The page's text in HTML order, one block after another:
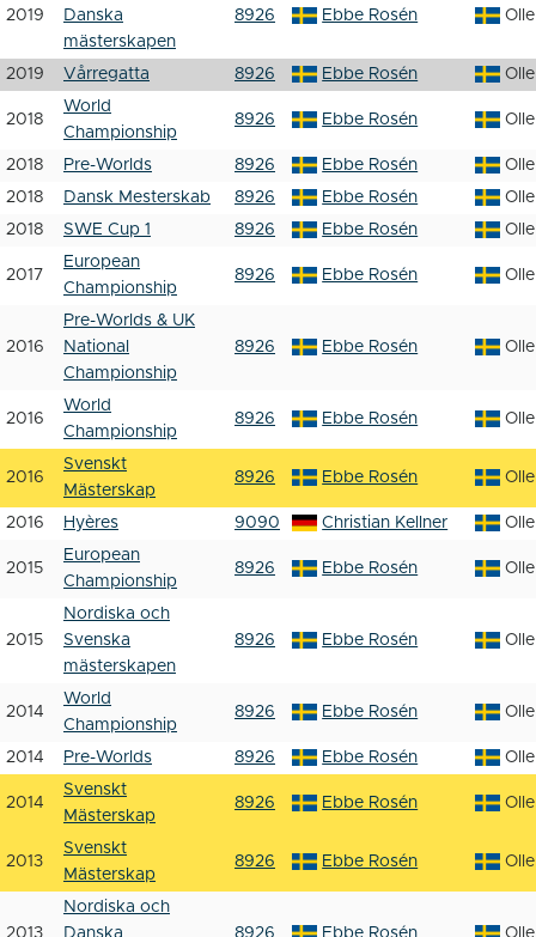
2019
Danska
mästerskapen
8926 Ebbe Rosén
2019 Vårregatta 8926 Ebbe Rosén
2018
World
Championship
8926 Ebbe Rosén
2018 Pre-Worlds 8926 Ebbe Rosén
2018
Dansk Mesterskab 8926 Ebbe Rosén
2018
SWE Cup 1 8926 Ebbe Rosén
2017
European
Championship
8926 Ebbe Rosén
2016
Pre-Worlds & UK
National
Championship
8926 Ebbe Rosén
2016
World
Championship
8926 Ebbe Rosén
2016
Svenskt
Mästerskap
8926 Ebbe Rosén
2016 Hyères 9090 Christian Kellner
2015
European
Championship
8926 Ebbe Rosén
2015
Nordiska och
Svenska
mästerskapen
8926 Ebbe Rosén
2014
World
Championship
8926 Ebbe Rosén
2014 Pre-Worlds 8926 Ebbe Rosén
2014
Svenskt
Mästerskap
8926 Ebbe Rosén
2013
Svenskt
Mästerskap
8926 Ebbe Rosén
Nordiska och